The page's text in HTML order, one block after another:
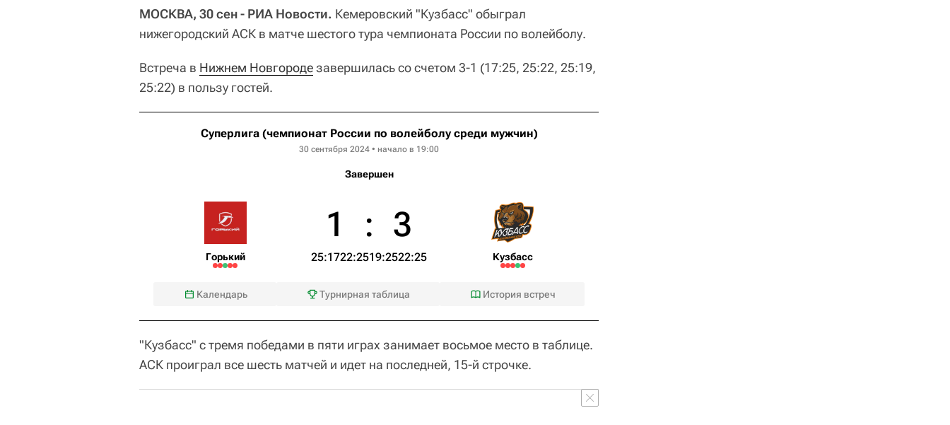
МОСКВА, 30 сен - РИА Новости. Кемеровский "Кузбасс" обыграл
нижегородский АСК в матче шестого тура чемпионата России по волейболу.
Встреча в Нижнем Новгородезавершилась со счетом 3-1 (17:25, 25:22, 25:19,
25:22) в пользу гостей.
Суперлига (чемпионат России по волейболу среди мужчин)
30 сентября 2024 • начало в 19:00
Завершен
Горький
1 : 3
25:1722:2519:2522:25 Кузбасс
Календарь Турнирная таблица История встреч
"Кузбасс" с тремя победами в пяти играх занимает восьмое место в таблице.
АСК проиграл все шесть матчей и идет на последней, 15-й строчке.